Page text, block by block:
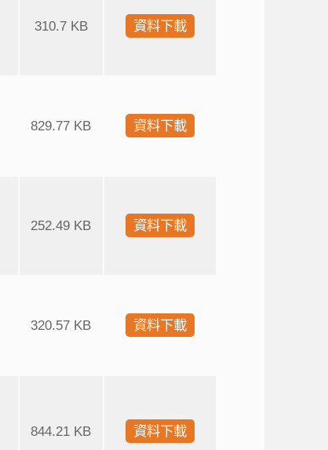
310.7 KB 資料下載
829.77 KB 資料下載
252.49 KB 資料下載
320.57 KB 資料下載
844.21 KB 資料下載